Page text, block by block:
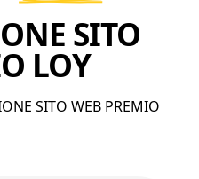
SITO
LOY
SITO WEB PREMIO